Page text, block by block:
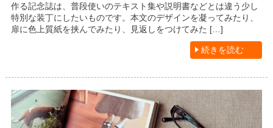
作る記念誌は、普段使いのテキスト集や説明書などとは違う少し
特別な装丁にしたいものです。本文のデザインを凝ってみたり、
扉に色上質紙を挟んでみたり、見返しをつけてみた […]
続きを読む